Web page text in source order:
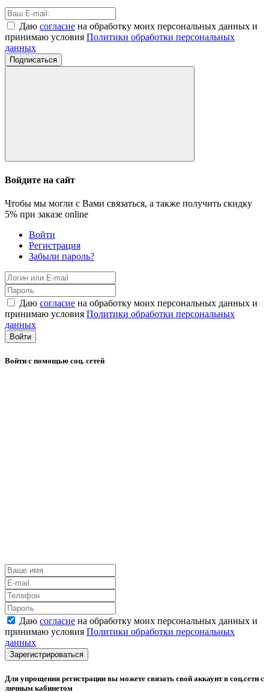
Даю согласие на обработку моих персональных данных и
принимаю условия Политики обработки персональных
данных
Подписаться
Войдите на сайт
Чтобы мы могли с Вами связаться, а также получить скидку
5% при заказе online
Войти
Регистрация
Забыли пароль?
Даю согласие на обработку моих персональных данных и
принимаю условия Политики обработки персональных
данных
Войти
Войти с помощью соц. сетей
Даю согласие на обработку моих персональных данных и
принимаю условия Политики обработки персональных
данных
Зарегистрироваться
Для упрощения регистрации вы можете связать свой аккаунт в соц.сети с
личным кабинетом